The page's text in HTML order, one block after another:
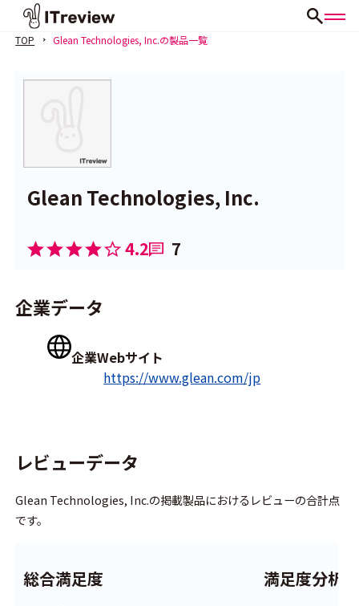
TOP Glean Technologies, Inc.の製品一覧
Glean Technologies, Inc.
4.2 7
企業データ
企業Webサイト
https://www.glean.com/jp
レビューデータ
Glean Technologies, Inc.の掲載製品におけるレビューの合計点
です。
総合満足度 満足度分析